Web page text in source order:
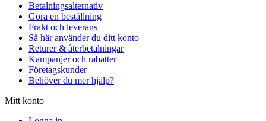
Betalningsalternativ
Göra en beställning
Frakt och leverans
Så här använder du ditt konto
Returer & återbetalningar
Kampanjer och rabatter
Företagskunder
Behöver du mer hjälp?
Mitt konto